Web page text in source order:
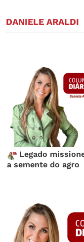
DANIELE ARALDI
Legado
a semente do agro